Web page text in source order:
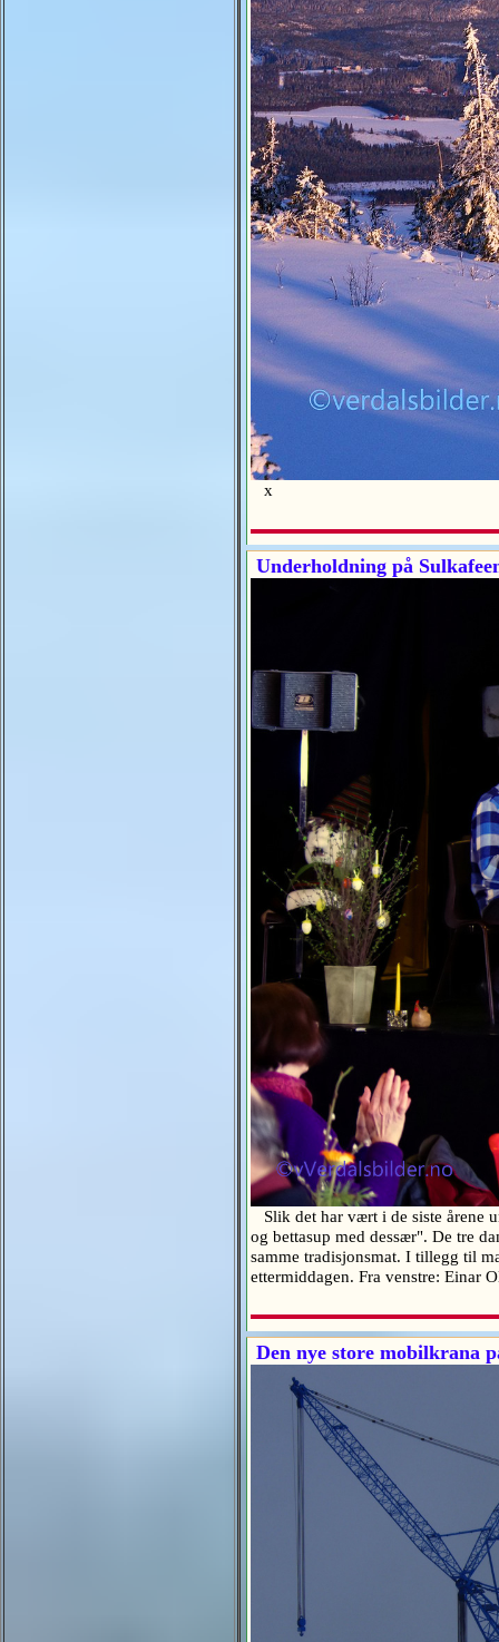
x
Underholdning på
Slik det har vært i de siste årene
og bettasup med dessær". De tre
samme tradisjonsmat. I tillegg til
ettermiddagen. Fra venstre: Einar
Den nye store mobilkrana